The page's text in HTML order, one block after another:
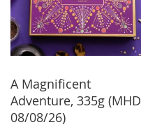
A Magnificent
Adventure, 335g (MHD
08/08/26)